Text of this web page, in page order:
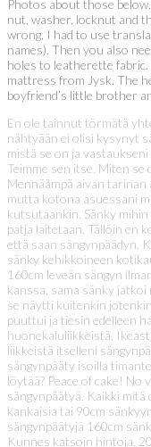
Photos about those
nut, washer, locknut and
wrong, I had to use
names). Then you also
holes to leatherette
mattress from Jysk. The
boyfriend’s little brother
En ole tainnut törmätä
nähtyään ei olisi kysynyt
mistä se on ja
Teimme sen itse. Miten
Mennäämpä aivan tarinan
mutta kotona asuessani
kutsutaankin. Sänky
patja laitetaan. Tällöin en
että saan sängynpäädyn.
sänky kehikkoineen
160cm leveän sängyn
kanssa, sama sänky
se näytti kuitenkin
puuttui ja tiesin edelleen
huonekaluliikkeistä,
liikkeistä itselleni
sängynpääty isoilla
löytää? Peace of cake!
sängynpäätyä. Kaikki
kankaisia tai 90cm
sängynpäätyjä 160cm
Kunnes katsoin hintoja.